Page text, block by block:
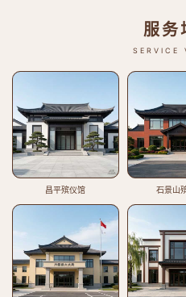
服务
SERVICE
昌平殡仪馆 石景山